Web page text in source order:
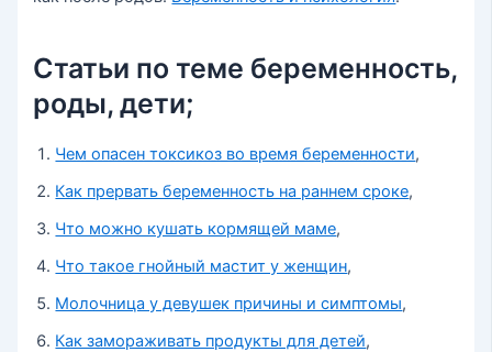
Статьи по теме беременность,
роды, дети;
Чем опасен токсикоз во время беременности,
Как прервать беременность на раннем сроке,
Что можно кушать кормящей маме,
Что такое гнойный мастит у женщин,
Молочница у девушек причины и симптомы,
Как замораживать продукты для детей,